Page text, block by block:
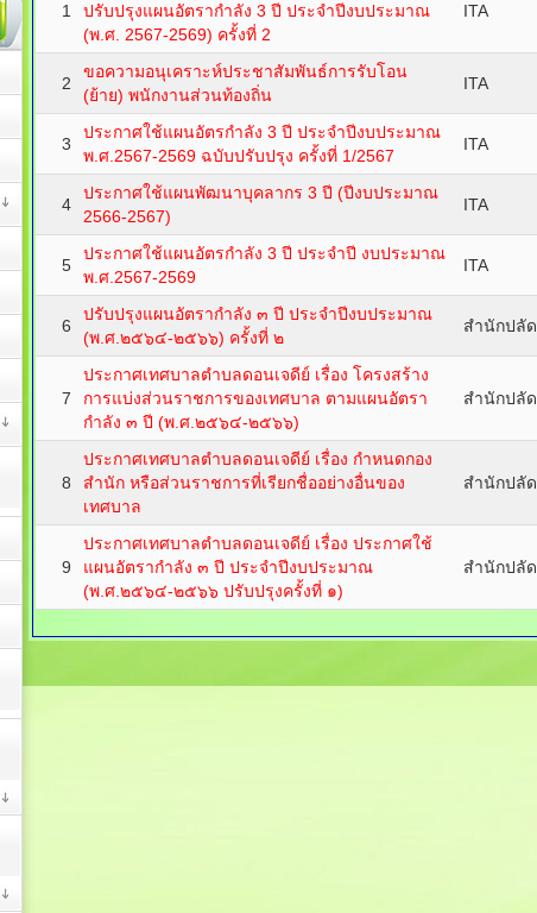
1
ปรับปรุงแผนอัตรากำลัง 3 ปี ประจำปีงบประมาณ
(พ.ศ. 2567-2569) ครั้งที่ 2
ITA
2
ขอความอนุเคราะห์ประชาสัมพันธ์การรับโอน
(ย้าย) พนักงานส่วนท้องถิ่น
ITA
3
ประกาศใช้แผนอัตรกำลัง 3 ปี ประจำปีงบประมาณ
พ.ศ.2567-2569 ฉบับปรับปรุง ครั้งที่ 1/2567
ITA
4
ประกาศใช้แผนพัฒนาบุคลากร 3 ปี (ปีงบประมาณ
2566-2567)
ITA
5
ประกาศใช้แผนอัตรกำลัง 3 ปี ประจำปี งบประมาณ
พ.ศ.2567-2569
ITA
6
ปรับปรุงแผนอัตรากำลัง ๓ ปี ประจำปีงบประมาณ
(พ.ศ.๒๕๖๔-๒๕๖๖) ครั้งที่ ๒
สำนักปลัด
7
ประกาศเทศบาลตำบลดอนเจดีย์ เรื่อง โครงสร้าง
การแบ่งส่วนราชการของเทศบาล ตามแผนอัตรา
กำลัง ๓ ปี (พ.ศ.๒๕๖๔-๒๕๖๖)
สำนักปลัด
8
ประกาศเทศบาลตำบลดอนเจดีย์ เรื่อง กำหนดกอง
สำนัก หรือส่วนราชการที่เรียกชื่ออย่างอื่นของ
เทศบาล
สำนักปลัด
9
ประกาศเทศบาลตำบลดอนเจดีย์ เรื่อง ประกาศใช้
แผนอัตรากำลัง ๓ ปี ประจำปีงบประมาณ
(พ.ศ.๒๕๖๔-๒๕๖๖ ปรับปรุงครั้งที่ ๑)
สำนักปลัด